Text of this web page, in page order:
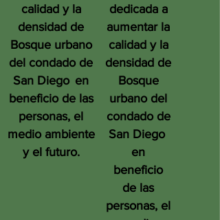
calidad y la
densidad de
Bosque urbano
del condado de
San Diego en
beneficio de las
personas, el
medio ambiente
y el futuro.
dedicada a
aumentar la
calidad y la
densidad de
Bosque
urbano del
condado de
San Diego
en
beneficio
de las
personas, el